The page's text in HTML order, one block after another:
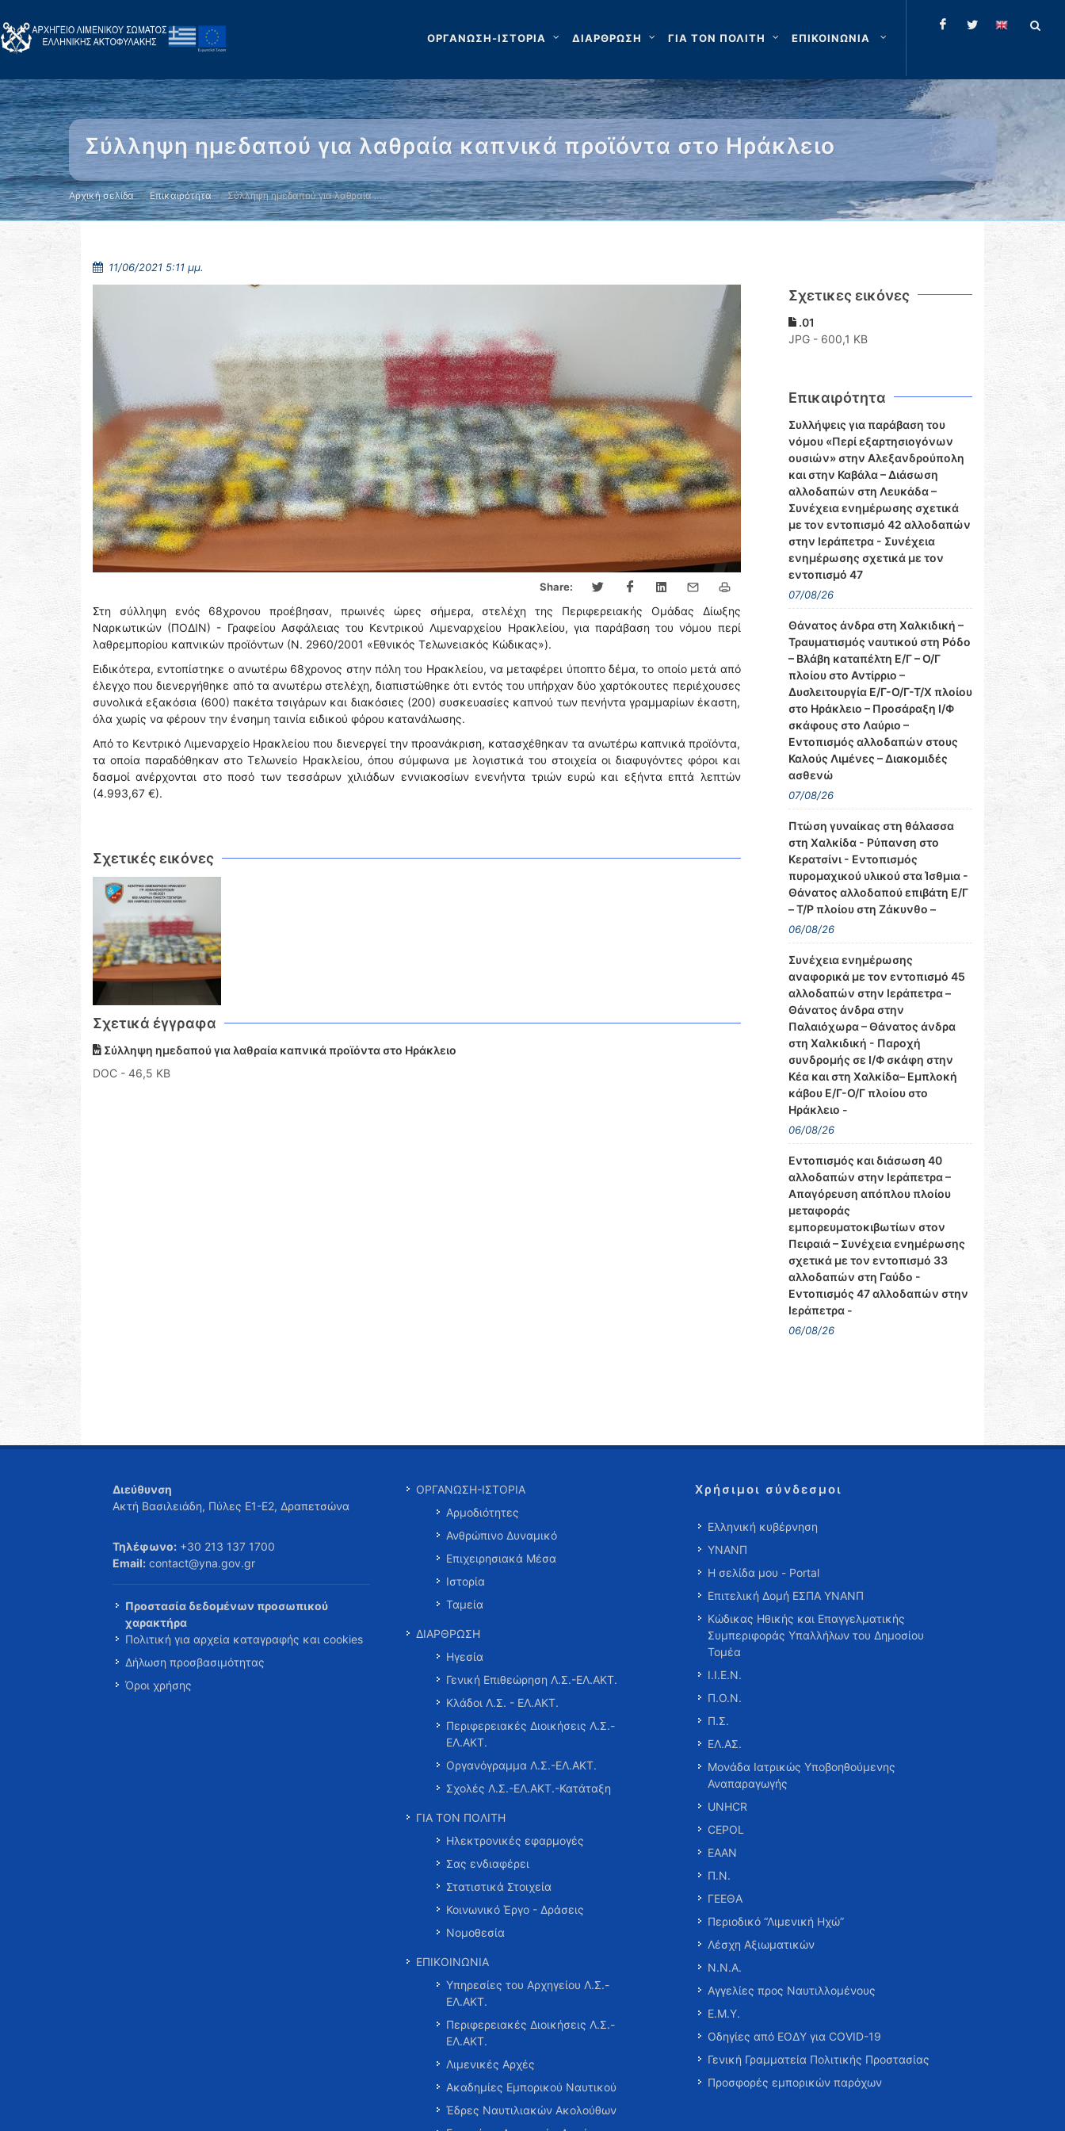
ΟΡΓΑΝΩΣΗ-ΙΣΤΟΡΙΑ ΔΙΑΡΘΡΩΣΗ ΓΙΑ ΤΟΝ ΠΟΛΙΤΗ ΕΠΙΚΟΙΝΩΝΙΑ
Σύλληψη ημεδαπού για λαθραία καπνικά προϊόντα στο Ηράκλειο
Αρχική σελίδα Επικαιρότητα Σύλληψη ημεδαπού για λαθραία …
11/06/2021 5:11 μμ.
Share:
Στη σύλληψη ενός 68χρονου προέβησαν, πρωινές ώρες σήμερα, στελέχη της Περιφερειακής Ομάδας Δίωξης
Ναρκωτικών (ΠΟΔΙΝ) - Γραφείου Ασφάλειας του Κεντρικού Λιμεναρχείου Ηρακλείου, για παράβαση του νόμου περί
λαθρεμπορίου καπνικών προϊόντων (Ν. 2960/2001 «Εθνικός Τελωνειακός Κώδικας»).
Ειδικότερα, εντοπίστηκε ο ανωτέρω 68χρονος στην πόλη του Ηρακλείου, να μεταφέρει ύποπτο δέμα, το οποίο μετά από
έλεγχο που διενεργήθηκε από τα ανωτέρω στελέχη, διαπιστώθηκε ότι εντός του υπήρχαν δύο χαρτόκουτες περιέχουσες
συνολικά εξακόσια (600) πακέτα τσιγάρων και διακόσιες (200) συσκευασίες καπνού των πενήντα γραμμαρίων έκαστη,
όλα χωρίς να φέρουν την ένσημη ταινία ειδικού φόρου κατανάλωσης.
Από το Κεντρικό Λιμεναρχείο Ηρακλείου που διενεργεί την προανάκριση, κατασχέθηκαν τα ανωτέρω καπνικά προϊόντα,
τα οποία παραδόθηκαν στο Τελωνείο Ηρακλείου, όπου σύμφωνα με λογιστικά του στοιχεία οι διαφυγόντες φόροι και
δασμοί ανέρχονται στο ποσό των τεσσάρων χιλιάδων εννιακοσίων ενενήντα τριών ευρώ και εξήντα επτά λεπτών
(4.993,67 €).
Σχετικές εικόνες
Σχετικά έγγραφα
Σύλληψη ημεδαπού για λαθραία καπνικά προϊόντα στο Ηράκλειο
DOC - 46,5 KB
Σχετικες εικόνες
.01
JPG - 600,1 KB
Επικαιρότητα
Συλλήψεις για παράβαση του
νόμου «Περί εξαρτησιογόνων
ουσιών» στην Αλεξανδρούπολη
και στην Καβάλα – Διάσωση
αλλοδαπών στη Λευκάδα –
Συνέχεια ενημέρωσης σχετικά
με τον εντοπισμό 42 αλλοδαπών
στην Ιεράπετρα - Συνέχεια
ενημέρωσης σχετικά με τον
εντοπισμό 47
07/08/26
Θάνατος άνδρα στη Χαλκιδική –
Τραυματισμός ναυτικού στη Ρόδο
– Βλάβη καταπέλτη Ε/Γ – Ο/Γ
πλοίου στο Αντίρριο –
Δυσλειτουργία Ε/Γ-Ο/Γ-Τ/Χ πλοίου
στο Ηράκλειο – Προσάραξη Ι/Φ
σκάφους στο Λαύριο –
Εντοπισμός αλλοδαπών στους
Καλούς Λιμένες – Διακομιδές
ασθενώ
07/08/26
Πτώση γυναίκας στη θάλασσα
στη Χαλκίδα - Ρύπανση στο
Κερατσίνι - Εντοπισμός
πυρομαχικού υλικού στα Ίσθμια -
Θάνατος αλλοδαπού επιβάτη Ε/Γ
– Τ/Ρ πλοίου στη Ζάκυνθο –
06/08/26
Συνέχεια ενημέρωσης
αναφορικά με τον εντοπισμό 45
αλλοδαπών στην Ιεράπετρα –
Θάνατος άνδρα στην
Παλαιόχωρα – Θάνατος άνδρα
στη Χαλκιδική - Παροχή
συνδρομής σε Ι/Φ σκάφη στην
Κέα και στη Χαλκίδα– Εμπλοκή
κάβου Ε/Γ-Ο/Γ πλοίου στο
Ηράκλειο -
06/08/26
Εντοπισμός και διάσωση 40
αλλοδαπών στην Ιεράπετρα –
Απαγόρευση απόπλου πλοίου
μεταφοράς
εμπορευματοκιβωτίων στον
Πειραιά – Συνέχεια ενημέρωσης
σχετικά με τον εντοπισμό 33
αλλοδαπών στη Γαύδο -
Εντοπισμός 47 αλλοδαπών στην
Ιεράπετρα -
06/08/26
Διεύθυνση
Ακτή Βασιλειάδη, Πύλες Ε1-Ε2, Δραπετσώνα
Τηλέφωνο: +30 213 137 1700
Email: contact@yna.gov.gr
Προστασία δεδομένων προσωπικού
χαρακτήρα
Πολιτική για αρχεία καταγραφής και cookies
Δήλωση προσβασιμότητας
Όροι χρήσης
ΟΡΓΑΝΩΣΗ-ΙΣΤΟΡΙΑ
Αρμοδιότητες
Ανθρώπινο Δυναμικό
Επιχειρησιακά Μέσα
Ιστορία
Ταμεία
ΔΙΑΡΘΡΩΣΗ
Ηγεσία
Γενική Επιθεώρηση Λ.Σ.-ΕΛ.ΑΚΤ.
Κλάδοι Λ.Σ. - ΕΛ.ΑΚΤ.
Περιφερειακές Διοικήσεις Λ.Σ.-
ΕΛ.ΑΚΤ.
Οργανόγραμμα Λ.Σ.-ΕΛ.ΑΚΤ.
Σχολές Λ.Σ.-ΕΛ.ΑΚΤ.-Κατάταξη
ΓΙΑ ΤΟΝ ΠΟΛΙΤΗ
Ηλεκτρονικές εφαρμογές
Σας ενδιαφέρει
Στατιστικά Στοιχεία
Κοινωνικό Έργο - Δράσεις
Νομοθεσία
ΕΠΙΚΟΙΝΩΝΙΑ
Υπηρεσίες του Αρχηγείου Λ.Σ.-
ΕΛ.ΑΚΤ.
Περιφερειακές Διοικήσεις Λ.Σ.-
ΕΛ.ΑΚΤ.
Λιμενικές Αρχές
Ακαδημίες Εμπορικού Ναυτικού
Έδρες Ναυτιλιακών Ακολούθων
Χρήσιμοι σύνδεσμοι
Ελληνική κυβέρνηση
ΥΝΑΝΠ
Η σελίδα μου - Portal
Επιτελική Δομή ΕΣΠΑ ΥΝΑΝΠ
Κώδικας Ηθικής και Επαγγελματικής
Συμπεριφοράς Υπαλλήλων του Δημοσίου
Τομέα
Ι.Ι.Ε.Ν.
Π.Ο.Ν.
Π.Σ.
ΕΛ.ΑΣ.
Μονάδα Ιατρικώς Υποβοηθούμενης
Αναπαραγωγής
UNHCR
CEPOL
ΕΑΑΝ
Π.Ν.
ΓΕΕΘΑ
Περιοδικό “Λιμενική Ηχώ”
Λέσχη Αξιωματικών
Ν.Ν.Α.
Αγγελίες προς Ναυτιλλομένους
Ε.Μ.Υ.
Οδηγίες από ΕΟΔΥ για COVID-19
Γενική Γραμματεία Πολιτικής Προστασίας
Προσφορές εμπορικών παρόχων